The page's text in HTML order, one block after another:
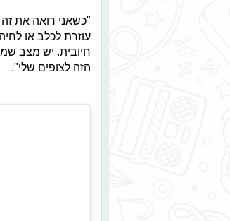
"כשאני רואה את
עוזרת לכלב או
חיובית. יש מצב
הזה לצופים שלי".